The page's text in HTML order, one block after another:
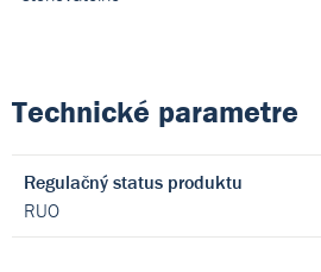
Technické parametre
Regulačný status produktu
RUO